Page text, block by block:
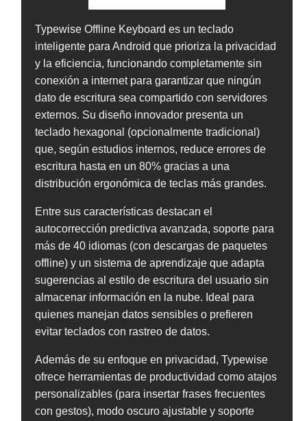
Typewise Offline Keyboard es un teclado
inteligente para Android que prioriza la privacidad
y la eficiencia, funcionando completamente sin
conexión a internet para garantizar que ningún
dato de escritura sea compartido con servidores
externos. Su diseño innovador presenta un
teclado hexagonal (opcionalmente tradicional)
que, según estudios internos, reduce errores de
escritura hasta en un 80% gracias a una
distribución ergonómica de teclas más grandes.
Entre sus características destacan el
autocorrección predictiva avanzada, soporte para
más de 40 idiomas (con descargas de paquetes
offline) y un sistema de aprendizaje que adapta
sugerencias al estilo de escritura del usuario sin
almacenar información en la nube. Ideal para
quienes manejan datos sensibles o prefieren
evitar teclados con rastreo de datos.
Además de su enfoque en privacidad, Typewise
ofrece herramientas de productividad como atajos
personalizables (para insertar frases frecuentes
con gestos), modo oscuro ajustable y soporte